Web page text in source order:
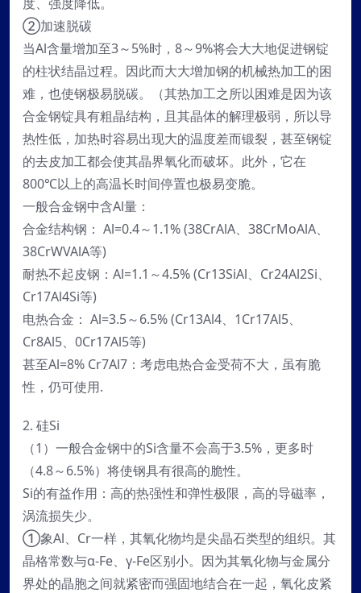
②加速脱碳
当Al含量增加至3～5%时，8～9%将会大大地促进钢锭
的柱状结晶过程。因此而大大增加钢的机械热加工的困
难，也使钢极易脱碳。（其热加工之所以困难是因为该
合金钢锭具有粗晶结构，且其晶体的解理极弱，所以导
热性低，加热时容易出现大的温度差而锻裂，甚至钢锭
的去皮加工都会使其晶界氧化而破坏。此外，它在
800℃以上的高温长时间停置也极易变脆。
一般合金钢中含Al量：
合金结构钢： Al=0.4～1.1% (38CrAlA、38CrMoAlA、
38CrWVAlA等)
耐热不起皮钢：Al=1.1～4.5% (Cr13SiAl、Cr24Al2Si、
Cr17Al4Si等)
电热合金： Al=3.5～6.5% (Cr13Al4、1Cr17Al5、
Cr8Al5、0Cr17Al5等)
甚至Al=8% Cr7Al7：考虑电热合金受荷不大，虽有脆
性，仍可使用.
2. 硅Si
（1）一般合金钢中的Si含量不会高于3.5%，更多时
（4.8～6.5%）将使钢具有很高的脆性。
Si的有益作用：高的热强性和弹性极限，高的导磁率，
涡流损失少。
①象Al、Cr一样，其氧化物均是尖晶石类型的组织。其
晶格常数与α-Fe、γ-Fe区别小。因为其氧化物与金属分
界处的晶胞之间就紧密而强固地结合在一起，氧化皮紧